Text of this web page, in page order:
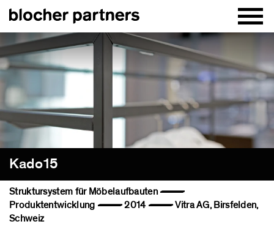
Kado15
Struktursystem für Möbelaufbauten —
Produktentwicklung — 2014 — Vitra AG, Birsfelden,
Schweiz